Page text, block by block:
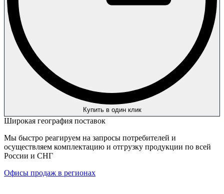
Купить в один клик
Широкая география поставок
Мы быстро реагируем на запросы потребителей и
осуществляем комплектацию и отгрузку продукции по всей
России и СНГ
Офисы продаж в регионах